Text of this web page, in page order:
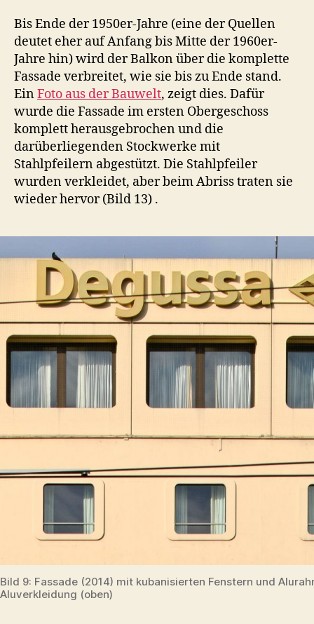
Bis Ende der 1950er-Jahre (eine der Quellen
deutet eher auf Anfang bis Mitte der 1960er-
Jahre hin) wird der Balkon über die komplette
Fassade verbreitet, wie sie bis zu Ende stand.
EinFoto aus der Bauwelt, zeigt dies. Dafür
wurde die Fassade im ersten Obergeschoss
komplett herausgebrochen und die
darüberliegenden Stockwerke mit
Stahlpfeilern abgestützt. Die Stahlpfeiler
wurden verkleidet, aber beim Abriss traten sie
wieder hervor (Bild 13) .
Bild 9: Fassade (2014) mit kubanisierten Fenstern und
Aluverkleidung (oben)